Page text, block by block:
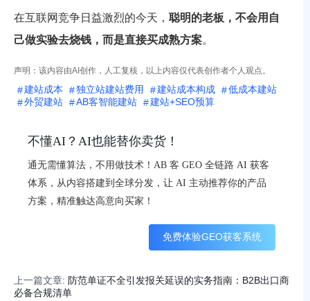
在互联网竞争日益激烈的今天， 聪明的老板，不会用自
己做实验去烧钱，而是直接买成熟方案。
声明：该内容由AI创作，人工复核，以上内容仅代表创作者个人观点。
建站成本 独立站建站费用 建站成本构成
低成本建站
外贸建站
AB客智能建站 建站+SEO预算
不懂AI？AI也能替你卖货！
通无需懂算法，不用做技术！AB 客 GEO 全链路 AI 获客
体系，从内容搭建到全球分发，让 AI 主动推荐你的产品
方案，精准触达高意向买家！
免费体验GEO获客系统
上一篇文章: 防范单证不全引发报关延误的实务指南：B2B出口商
必备合规清单